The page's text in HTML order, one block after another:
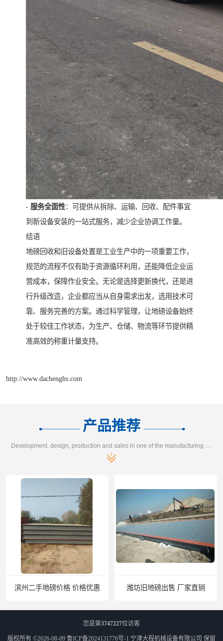
- 服务全面性：可提供从拆除、运输、回收、配件事宜
到新设备安装的一站式服务，减少企业协调工作量。
结语
地磅回收和旧设备处置是工业生产中的一项重要工作，
规范的流程不仅有助于资源循环利用，还能降低企业运
营成本，保障作业安全。无论是选择更新换代，还是进
行升级改造，企业都应当从自身需求出发，选用技术可
靠、服务完善的方案。通过科学管理，让地磅设备始终
处于较佳工作状态，为生产、仓储、物流等环节提供精
准高效的称重计量支持。
http://www.dachenghs.com
产品推荐
潍坊旧地磅出售 厂家直销
您是第3747227位访客
版权所有 ©2026-08-09 鲁ICP备2024131776号-1 宁津大程机械设备有限公司 保留